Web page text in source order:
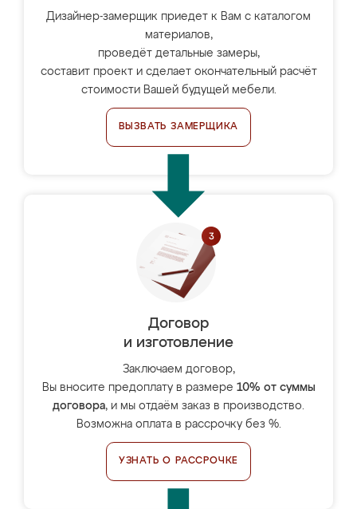
Дизайнер-замерщик приедет к Вам с каталогом
материалов,
проведёт детальные замеры,
составит проект и сделает окончательный расчёт
стоимости Вашей будущей мебели.
ВЫЗВАТЬ ЗАМЕРЩИКА
Договор
и изготовление
Заключаем договор,
Вы вносите предоплату в размере 10% от суммы
договора, и мы отдаём заказ в производство.
Возможна оплата в рассрочку без %.
УЗНАТЬ О РАССРОЧКЕ